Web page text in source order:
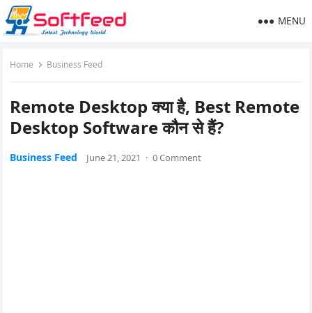
MENU
Home Business Feed
Remote Desktop क्या है, Best Remote
Desktop Software कौन से हैं?
Business Feed June 21, 2021 · 0 Comment